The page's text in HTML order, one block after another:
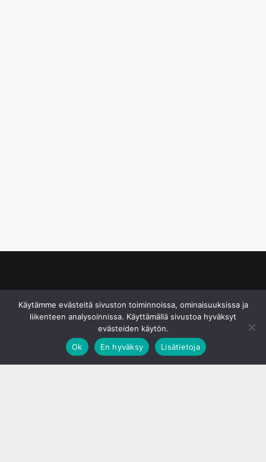
Käytämme evästeitä sivuston toiminnoissa, ominaisuuksissa ja
liikenteen analysoinnissa. Käyttämällä sivustoa hyväksyt
evästeiden käytön.
Ok
En hyväksy Lisätietoja